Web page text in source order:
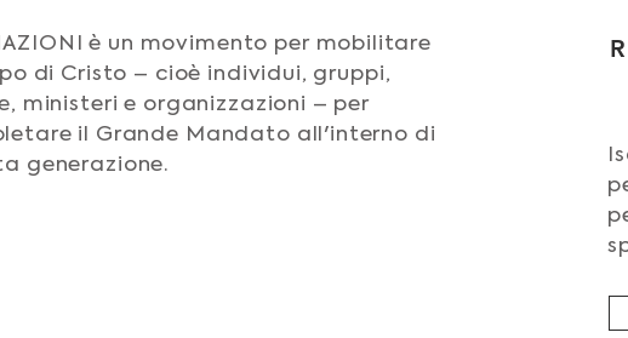
è un movimento per mobilitare
di Cristo – cioè individui, gruppi,
ministeri e organizzazioni – per
il Grande Mandato all'interno di
generazione.